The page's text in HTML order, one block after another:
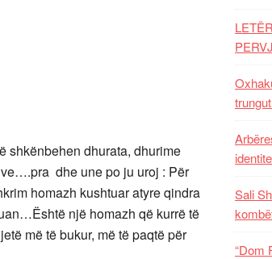
shkënbehen dhurata, dhurime
dhe une po ju uroj : Për
homazh kushtuar atyre qindra
një homazh që kurrë të
më të bukur, më të paqtë për
Sali
“Dom